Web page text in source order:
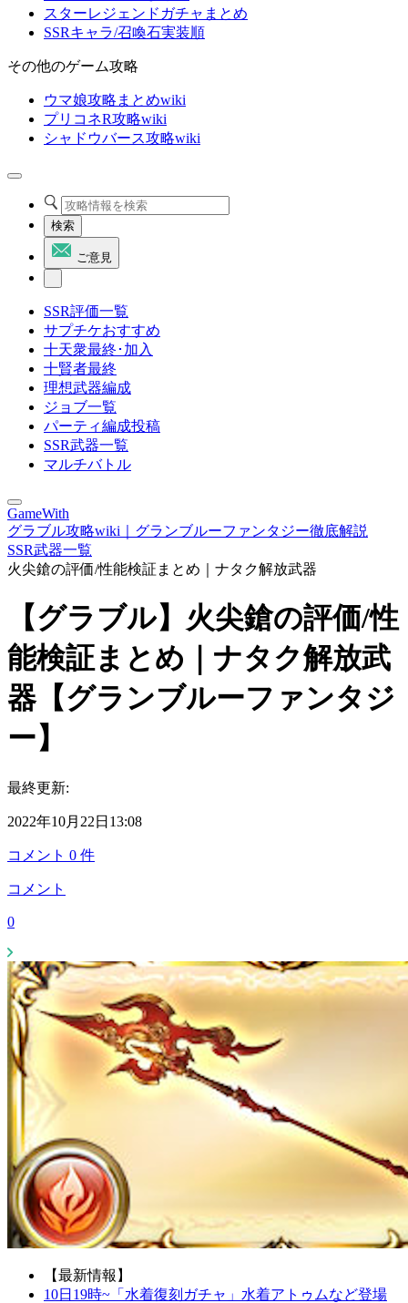
スターレジェンドガチャまとめ
SSRキャラ/召喚石実装順
その他のゲーム攻略
ウマ娘攻略まとめwiki
プリコネR攻略wiki
シャドウバース攻略wiki
検索
ご意見
SSR評価一覧
サプチケおすすめ
十天衆最終･加入
十賢者最終
理想武器編成
ジョブ一覧
パーティ編成投稿
SSR武器一覧
マルチバトル
GameWith
グラブル攻略wiki｜グランブルーファンタジー徹底解説
SSR武器一覧
火尖鎗の評価/性能検証まとめ｜ナタク解放武器
【グラブル】火尖鎗の評価/性
能検証まとめ｜ナタク解放武
器【グランブルーファンタジ
ー】
最終更新:
2022年10月22日13:08
コメント 0 件
コメント
0
【最新情報】
10日19時~「水着復刻ガチャ」水着アトゥムなど登場